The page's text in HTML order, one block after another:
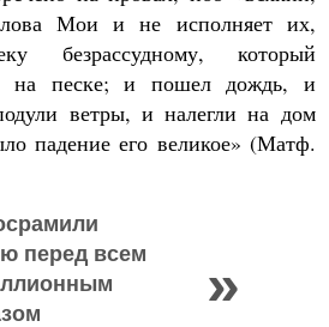
Мои и не исполняет их,
безрассудному, который
на песке; и пошел дождь, и
ветры, и налегли на дом
падение его великое» (Матф.
перед всем